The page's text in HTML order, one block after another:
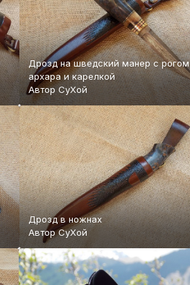
Дрозд на шведский манер с рогом
архара и карелкой
АвторСуХой
Дрозд в ножнах
АвторСуХой